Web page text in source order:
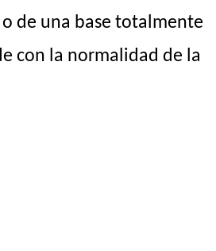
o de una base totalmente
con la normalidad de la